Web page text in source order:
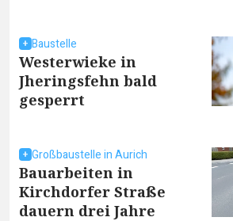
Baustelle
Westerwieke in
Jheringsfehn bald
gesperrt
Großbaustelle in Aurich
Bauarbeiten in
Kirchdorfer Straße
dauern drei Jahre